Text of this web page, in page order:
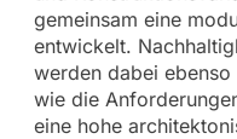
gemeinsam eine
entwickelt.
werden dabei
wie die
eine hohe